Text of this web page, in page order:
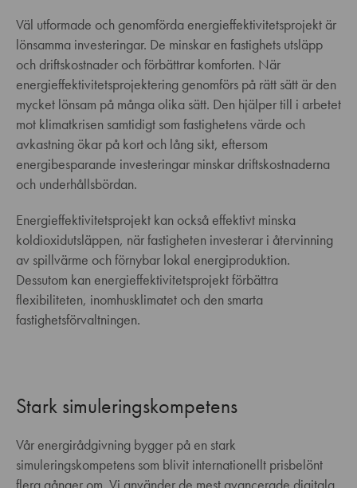
Väl utformade och genomförda energieffektivitetsprojekt är
lönsamma investeringar. De minskar en fastighets utsläpp
och driftskostnader och förbättrar komforten. När
energieffektivitetsprojektering genomförs på rätt sätt är den
mycket lönsam på många olika sätt. Den hjälper till i arbetet
mot klimatkrisen samtidigt som fastighetens värde och
avkastning ökar på kort och lång sikt, eftersom
energibesparande investeringar minskar driftskostnaderna
och underhållsbördan.
Energieffektivitetsprojekt kan också effektivt minska
koldioxidutsläppen, när fastigheten investerar i återvinning
av spillvärme och förnybar lokal energiproduktion.
Dessutom kan energieffektivitetsprojekt förbättra
flexibiliteten, inomhusklimatet och den smarta
fastighetsförvaltningen.
Stark simuleringskompetens
Vår energirådgivning bygger på en stark
simuleringskompetens som blivit internationellt prisbelönt
flera gånger om. Vi använder de mest avancerade digitala